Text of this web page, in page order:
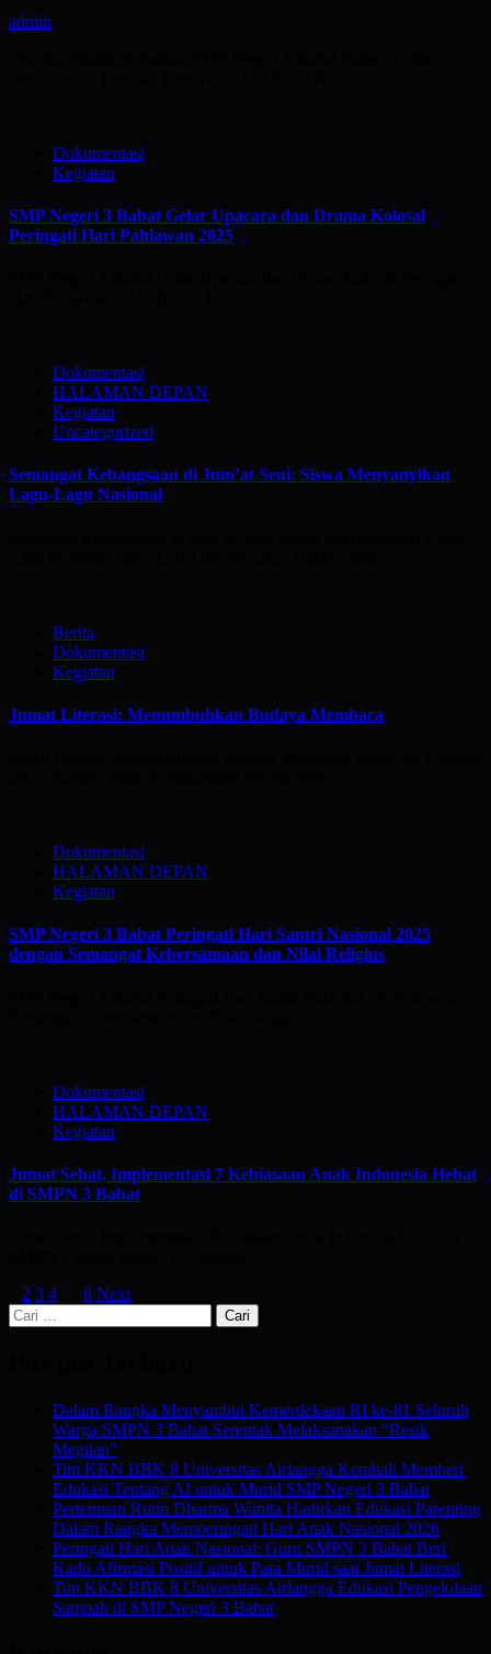
admin
Dokumentasi
Kegiatan
SMP Negeri 3 Babat Gelar Upacara dan Drama Kolosal
Peringati Hari Pahlawan 2025
Dokumentasi
HALAMAN DEPAN
Kegiatan
Uncategorized
Semangat Kebangsaan di Jum’at Seni: Siswa Menyanyikan
Lagu-Lagu Nasional
Berita
Dokumentasi
Kegiatan
Jumat Literasi: Menumbuhkan Budaya Membaca
Dokumentasi
HALAMAN DEPAN
Kegiatan
SMP Negeri 3 Babat Peringati Hari Santri Nasional 2025
dengan Semangat Kebersamaan dan Nilai Religius
Dokumentasi
HALAMAN DEPAN
Kegiatan
Jumat Sehat, Implementasi 7 Kebiasaan Anak Indonesia Hebat
di SMPN 3 Babat
Paginasi
pos
2 3 4 8 Next
Cari
untuk:
Dalam Rangka Menyambut Kemerdekaan RI ke-81 Seluruh
Warga SMPN 3 Babat Serentak Melaksanakan “Resik
Megilan”
Tim KKN BBK 8 Universitas Airlangga Kembali Memberi
Edukasi Tentang AI untuk Murid SMP Negeri 3 Babat
Pertemuan Rutin Dharma Wanita Hadirkan Edukasi Parenting
Dalam Rangka Memperingati Hari Anak Nasional 2026
Peringati Hari Anak Nasional: Guru SMPN 3 Babat Beri
Kado Afirmasi Positif untuk Para Murid saat Jumat Literasi
Tim KKN BBK 8 Universitas Airlangga Edukasi Pengelolaan
Sampah di SMP Negeri 3 Babat